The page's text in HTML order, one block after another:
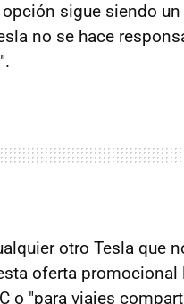
sigue siendo
no se hace
otro Tesla que
oferta
o "para viajes